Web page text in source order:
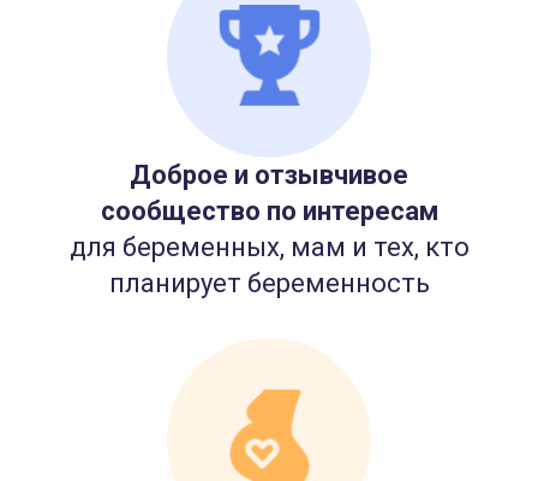
Доброе и отзывчивое
сообщество по интересам
для беременных, мам и тех, кто
планирует беременность